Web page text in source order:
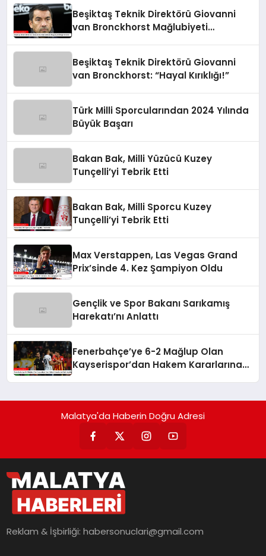
Beşiktaş Teknik Direktörü Giovanni
van Bronckhorst Mağlubiyeti
Beşiktaş Teknik Direktörü Giovanni
van Bronckhorst: “Hayal Kırıklığı!”
Türk Milli Sporcularından 2024 Yılında
Büyük Başarı
Bakan Bak, Milli Yüzücü Kuzey
Tunçelli’yi Tebrik Etti
Bakan Bak, Milli Sporcu Kuzey
Tunçelli’yi Tebrik Etti
Max Verstappen, Las Vegas Grand
Prix’sinde 4. Kez Şampiyon Oldu
Gençlik ve Spor Bakanı Sarıkamış
Harekatı’nı Anlattı
Fenerbahçe’ye 6-2 Mağlup Olan
Kayserispor’dan Hakem Kararlarına
Malatya'da Haberin Doğru Adresi
Reklam & İşbirliği:habersonuclari@gmail.com